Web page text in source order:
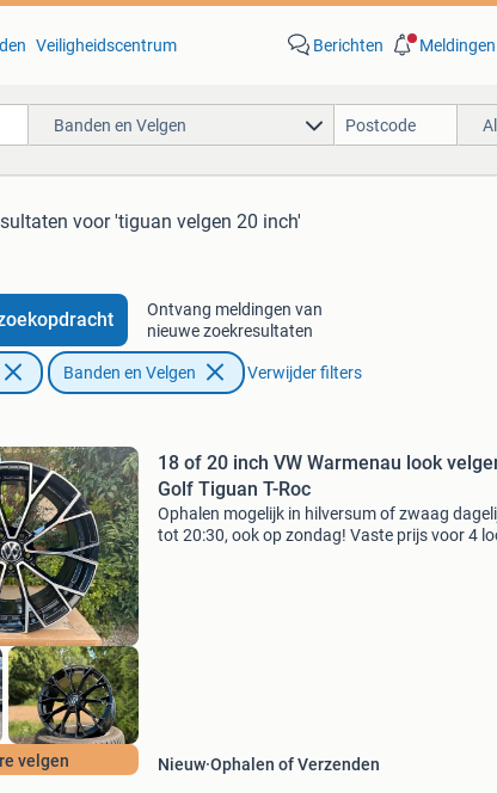
Veiligheidscentrum Berichten Meldingen
Banden en Velgen
voor 'tiguan velgen 20 inch'
Ontvang meldingen van
nieuwe zoekresultaten
Banden en Velgen Verwijder filters
velgen
18 of 20 inch VW Warmenau look
Golf Tiguan T-Roc
Ophalen mogelijk in hilversum of zwaag
tot 20:30, ook op zondag! Vaste prijs voor 4
Nieuw Ophalen of Verzenden